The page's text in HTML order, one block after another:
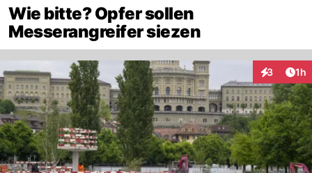
Wie bitte? Opfer sollen
Messerangreifer siezen
3 1h